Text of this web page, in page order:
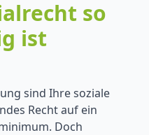
so
ist
sind Ihre soziale
Recht auf ein
Doch